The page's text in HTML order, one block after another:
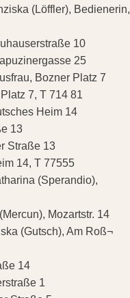
(Löffler), Bedienerin,
10
25
Bozner Platz 7
7, T 714 81
Heim 14
13
Straße 13
14, T 77555
(Sperandio),
Mozartstr. 14
(Gutsch), Am Roß¬
14
1